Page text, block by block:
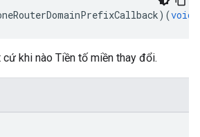
)(void
khi nào Tiền tố miền thay đổi.